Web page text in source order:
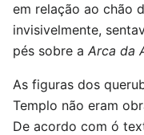
em relação ao chão
invisivelmente,
pés sobre a Arca da
As figuras dos
Templo não eram
De acordo com ó